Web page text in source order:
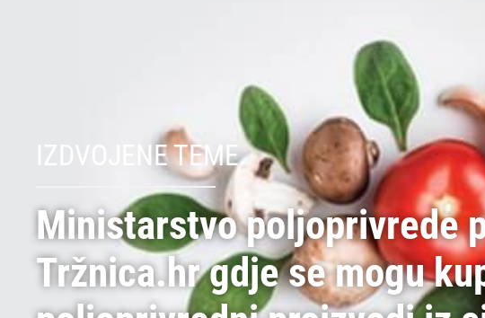
IZDVOJENE TEME
Ministarstvo poljoprivrede
Tržnica.hr gdje se mogu